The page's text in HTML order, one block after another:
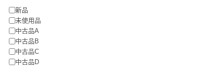
新品
未使用品
中古品A
中古品B
中古品C
中古品D